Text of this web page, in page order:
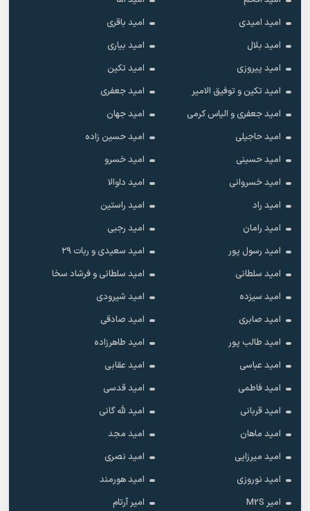
امید امیدی
امید باقری
امید بلال
امید بیاری
امید پیروزی
امید تکین
امید تکین و توفیق الامیر
امید جعفری
امید جعفری و الیاس کرمی
امید جهان
امید حاجیلی
امید حسین زاده
امید حسینی
امید خسرو
امید خسروانی
امید داوالا
امید راد
امید راستین
امید رامان
امید رجبی
امید رسول پور
امید سعیدی و ربات ۲۹
امید سلطانی
امید سلطانی و فرشاد سخا
امید سیزده
امید شیرودی
امید صابری
امید صادقی
امید طالب پور
امید طاهرزاده
امید عباسی
امید عقابی
امید فاطمی
امید قدسی
امید قربانی
امید لله گانی
امید ماهان
امید مجد
امید میرزایی
امید نصری
امید نوروزی
امید هورمند
امیر M2S
امیر آرتام